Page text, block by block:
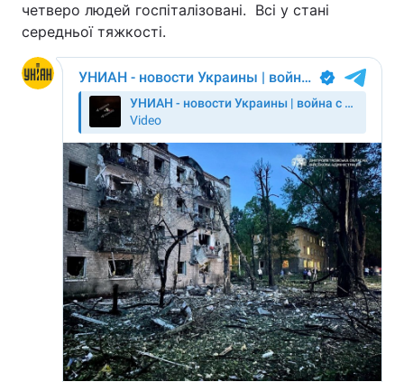
четверо людей госпіталізовані. Всі у стані
середньої тяжкості.